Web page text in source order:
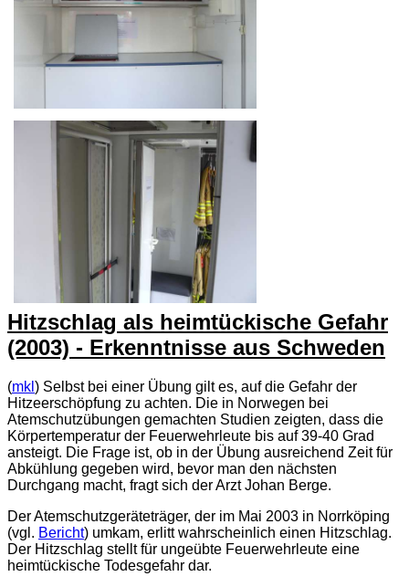
Hitzschlag als heimtückische Gefahr
(2003) - Erkenntnisse aus Schweden
(mkl ) Selbst bei einer Übung gilt es, auf die Gefahr der
Hitzeerschöpfung zu achten. Die in Norwegen bei
Atemschutzübungen gemachten Studien zeigten, dass die
Körpertemperatur der Feuerwehrleute bis auf 39-40 Grad
ansteigt. Die Frage ist, ob in der Übung ausreichend Zeit für
Abkühlung gegeben wird, bevor man den nächsten
Durchgang macht, fragt sich der Arzt Johan Berge.
Der Atemschutzgeräteträger, der im Mai 2003 in Norrköping
(vgl. Bericht) umkam, erlitt wahrscheinlich einen Hitzschlag.
Der Hitzschlag stellt für ungeübte Feuerwehrleute eine
heimtückische Todesgefahr dar.